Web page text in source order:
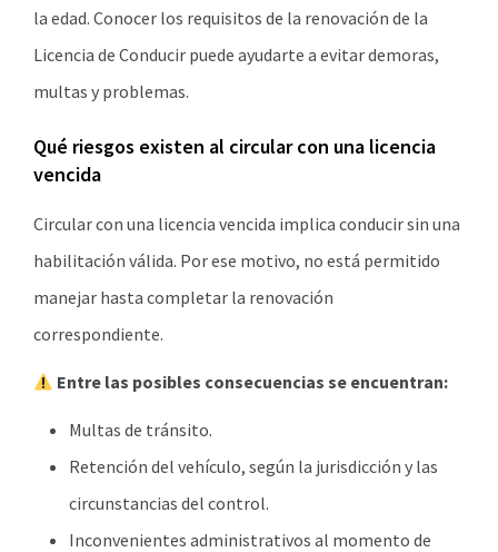
la edad. Conocer los requisitos de la renovación de la
Licencia de Conducir puede ayudarte a evitar demoras,
multas y problemas.
Qué riesgos existen al circular con una licencia
vencida
Circular con una licencia vencida implica conducir sin una
habilitación válida. Por ese motivo, no está permitido
manejar hasta completar la renovación
correspondiente.
Entre las posibles consecuencias se encuentran:
Multas de tránsito.
Retención del vehículo, según la jurisdicción y las
circunstancias del control.
Inconvenientes administrativos al momento de